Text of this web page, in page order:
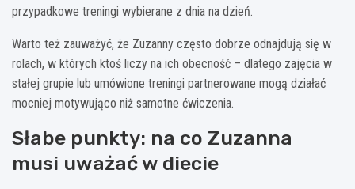
przypadkowe treningi wybierane z dnia na dzień.
Warto też zauważyć, że Zuzanny często dobrze odnajdują się w
rolach, w których ktoś liczy na ich obecność – dlatego zajęcia w
stałej grupie lub umówione treningi partnerowane mogą działać
mocniej motywująco niż samotne ćwiczenia.
Słabe punkty: na co Zuzanna
musi uważać w diecie